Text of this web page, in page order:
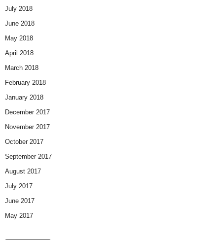
July 2018
June 2018
May 2018
April 2018
March 2018
February 2018
January 2018
December 2017
November 2017
October 2017
September 2017
August 2017
July 2017
June 2017
May 2017